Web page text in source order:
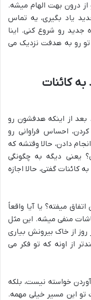
درون بهت الهام میشه.
یاد بگیری، یه تماس
جدید رو شروع کنی. اینا
رو به هدفت نزدیک می
به کائنات
بعد از اینکه هدفشون رو
احساس فراوانی رو
دادن، حالا وقتشه که
یعنی دیگه به چگونگی
گفتی، حالا اجازه
میفته؟ یا آیا واقعاً
منفی میشه. این مثل
از خاک بیرونش بیاری
از اونه که تو فکر می
خواسته نیست، بلکه
تو این مسیر خیلی مهمه.